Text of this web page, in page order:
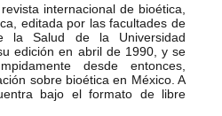
internacional de bioética,
editada por las facultades de
la Salud de la Universidad
edición en abril de 1990, y se
desde entonces,
sobre bioética en México. A
bajo el formato de libre